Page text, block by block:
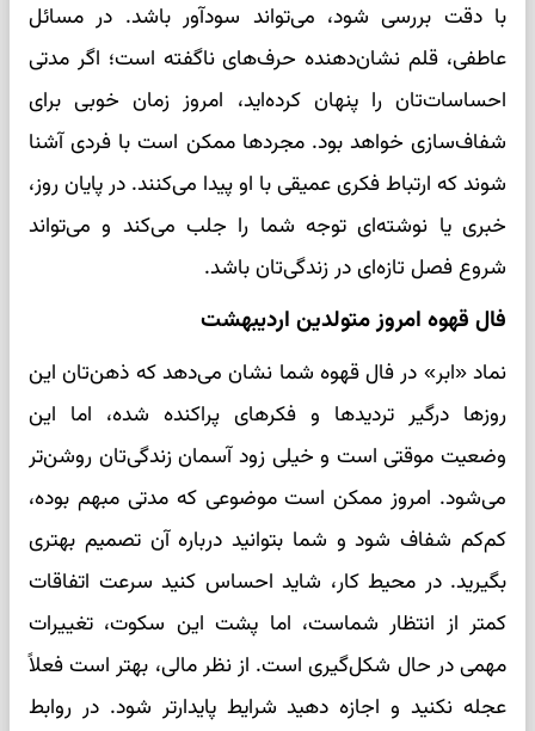
با دقت بررسی شود، می‌تواند سودآور باشد. در مسائل
عاطفی، قلم نشان‌دهنده حرف‌های ناگفته است؛ اگر مدتی
احساسات‌تان را پنهان کرده‌اید، امروز زمان خوبی برای
شفاف‌سازی خواهد بود. مجردها ممکن است با فردی آشنا
شوند که ارتباط فکری عمیقی با او پیدا می‌کنند. در پایان روز،
خبری یا نوشته‌ای توجه شما را جلب می‌کند و می‌تواند
شروع فصل تازه‌ای در زندگی‌تان باشد.
فال قهوه امروز متولدین اردیبهشت
نماد «ابر» در فال قهوه شما نشان می‌دهد که ذهن‌تان این
روزها درگیر تردیدها و فکرهای پراکنده شده، اما این
وضعیت موقتی است و خیلی زود آسمان زندگی‌تان روشن‌تر
می‌شود. امروز ممکن است موضوعی که مدتی مبهم بوده،
کم‌کم شفاف شود و شما بتوانید درباره آن تصمیم بهتری
بگیرید. در محیط کار، شاید احساس کنید سرعت اتفاقات
کمتر از انتظار شماست، اما پشت این سکوت، تغییرات
مهمی در حال شکل‌گیری است. از نظر مالی، بهتر است فعلاً
عجله نکنید و اجازه دهید شرایط پایدارتر شود. در روابط